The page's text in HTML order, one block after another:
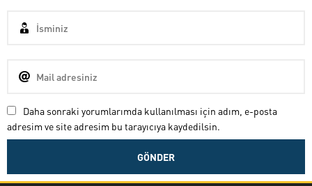
Daha sonraki yorumlarımda kullanılması için adım, e-posta
adresim ve site adresim bu tarayıcıya kaydedilsin.